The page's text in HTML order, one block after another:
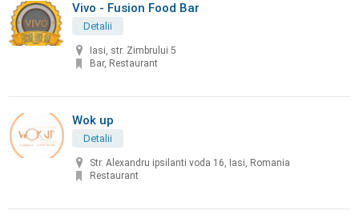
Vivo - Fusion Food Bar
Detalii
Iasi, str. Zimbrului 5
Bar, Restaurant
Wok up
Detalii
Str. Alexandru ipsilanti voda 16, Iasi, Romania
Restaurant